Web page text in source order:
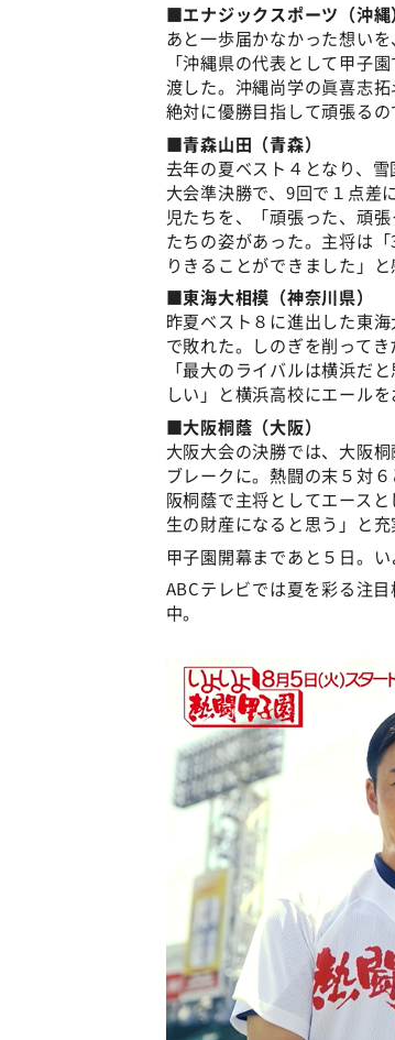
■エナジックスポーツ（沖縄
あと一歩届かなかった想い
「沖縄県の代表として甲子
渡した。沖縄尚学の眞喜志
絶対に優勝目指して頑張る
■青森山田（青森）
去年の夏ベスト４となり、
大会準決勝で、9回で１点差
児たちを、「頑張った、頑
たちの姿があった。主将は
りきることができました」
■東海大相模（神奈川県）
昨夏ベスト８に進出した東
で敗れた。しのぎを削って
「最大のライバルは横浜だ
しい」と横浜高校にエールを
■大阪桐蔭（大阪）
大阪大会の決勝では、大阪
ブレークに。熱闘の末５対
阪桐蔭で主将としてエース
生の財産になると思う」と
甲子園開幕まであと５日。
ABCテレビでは夏を彩る注
中。